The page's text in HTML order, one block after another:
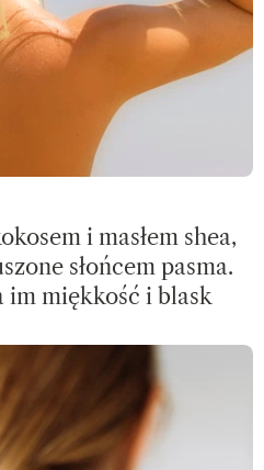
i masłem shea,
słońcem pasma.
im miękkość i blask